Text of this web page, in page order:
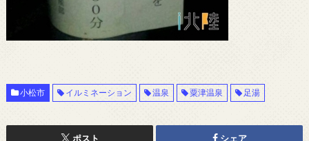
小松市 イルミネーション 温泉 粟津温泉 足湯
ポスト シェア